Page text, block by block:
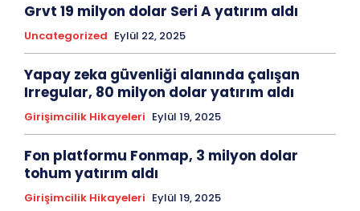
Grvt 19 milyon dolar Seri A yatırım aldı
Uncategorized Eylül 22, 2025
Yapay zeka güvenliği alanında çalışan
Irregular, 80 milyon dolar yatırım aldı
Girişimcilik Hikayeleri Eylül 19, 2025
Fon platformu Fonmap, 3 milyon dolar
tohum yatırım aldı
Girişimcilik Hikayeleri Eylül 19, 2025